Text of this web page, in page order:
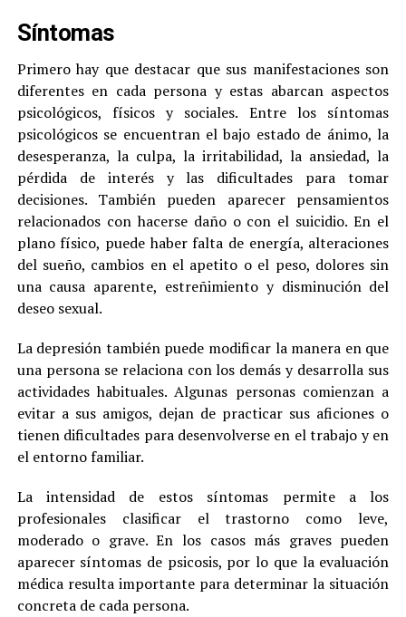
Síntomas
Primero hay que destacar que sus manifestaciones son
diferentes en cada persona y estas abarcan aspectos
psicológicos, físicos y sociales. Entre los síntomas
psicológicos se encuentran el bajo estado de ánimo, la
desesperanza, la culpa, la irritabilidad, la ansiedad, la
pérdida de interés y las dificultades para tomar
decisiones. También pueden aparecer pensamientos
relacionados con hacerse daño o con el suicidio. En el
plano físico, puede haber falta de energía, alteraciones
del sueño, cambios en el apetito o el peso, dolores sin
una causa aparente, estreñimiento y disminución del
deseo sexual.
La depresión también puede modificar la manera en que
una persona se relaciona con los demás y desarrolla sus
actividades habituales. Algunas personas comienzan a
evitar a sus amigos, dejan de practicar sus aficiones o
tienen dificultades para desenvolverse en el trabajo y en
el entorno familiar.
La intensidad de estos síntomas permite a los
profesionales clasificar el trastorno como leve,
moderado o grave. En los casos más graves pueden
aparecer síntomas de psicosis, por lo que la evaluación
médica resulta importante para determinar la situación
concreta de cada persona.